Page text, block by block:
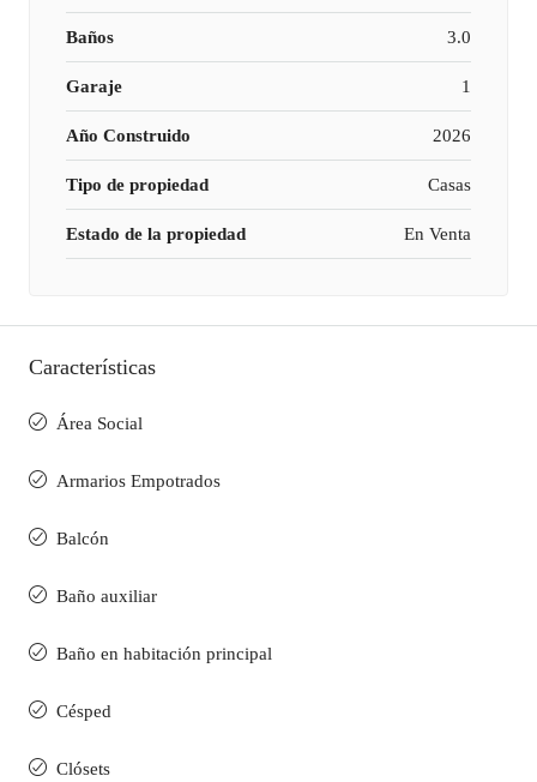
Baños 3.0
Garaje 1
Año Construido 2026
Tipo de propiedad Casas
Estado de la propiedad En Venta
Características
Área Social
Armarios Empotrados
Balcón
Baño auxiliar
Baño en habitación principal
Césped
Clósets